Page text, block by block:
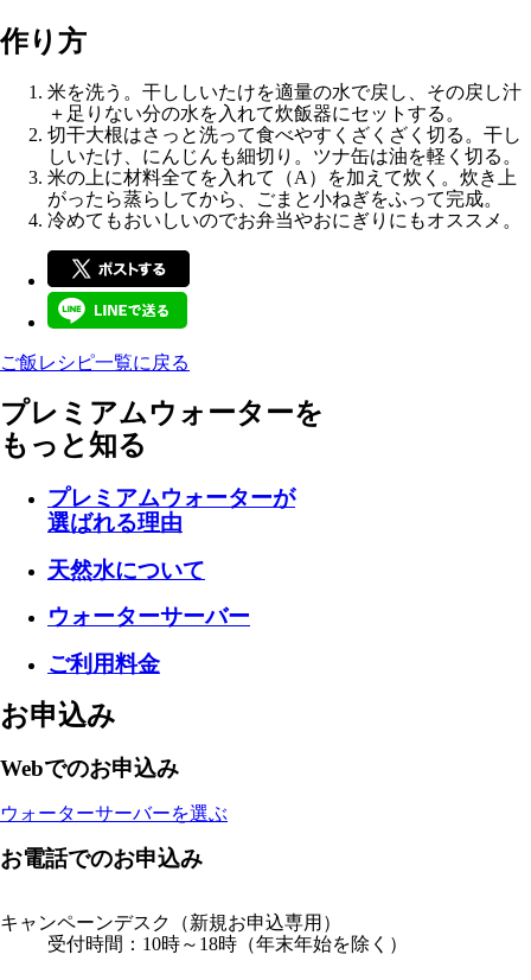
作り方
米を洗う。干ししいたけを適量の水で戻し、その戻し汁
＋足りない分の水を入れて炊飯器にセットする。
切干大根はさっと洗って食べやすくざくざく切る。干し
しいたけ、にんじんも細切り。ツナ缶は油を軽く切る。
米の上に材料全てを入れて（A）を加えて炊く。炊き上
がったら蒸らしてから、ごまと小ねぎをふって完成。
冷めてもおいしいのでお弁当やおにぎりにもオススメ。
ご飯レシピ一覧に戻る
プレミアムウォーターを
もっと知る
プレミアムウォーターが
選ばれる理由
天然水について
ウォーターサーバー
ご利用料金
お申込み
Webでのお申込み
ウォーターサーバーを選ぶ
お電話でのお申込み
キャンペーンデスク
（新規お申込専用）
受付時間：10時～18時（年末年始を除く）